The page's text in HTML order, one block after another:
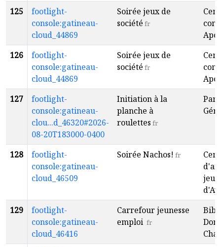
125
footlight-
console:gatineau-
cloud_44869
Soirée jeux de
société fr
126
footlight-
console:gatineau-
cloud_44869
Soirée jeux de
société fr
127
footlight-
console:gatineau-
clou...d_46320#2026-
08-20T183000-0400
Initiation à la
planche à
roulettes fr
128
footlight-
console:gatineau-
cloud_46509
Soirée Nachos! fr
129
footlight-
console:gatineau-
cloud_46416
Carrefour jeunesse
emploi fr